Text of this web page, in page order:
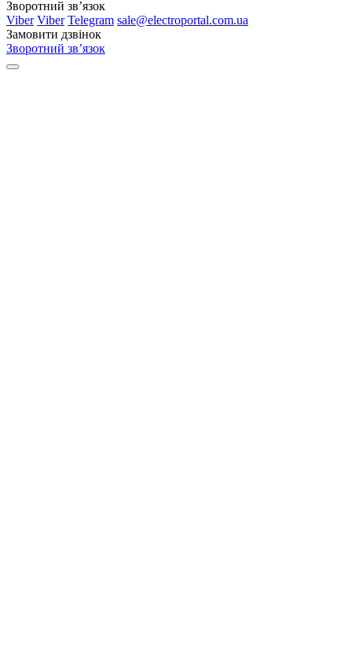
Зворотний зв’язок
Viber Viber Telegram sale@electroportal.com.ua
Замовити дзвінок
Зворотний зв’язок